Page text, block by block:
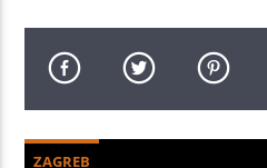
ZAGREB